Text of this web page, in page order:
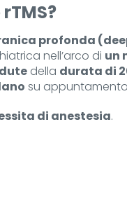
profonda
nell’arco di un
della durata di
su
di anestesia.